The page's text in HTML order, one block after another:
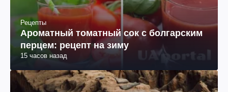
Рецепты
Ароматный томатный сок с болгарским
перцем: рецепт на зиму
15 часов назад